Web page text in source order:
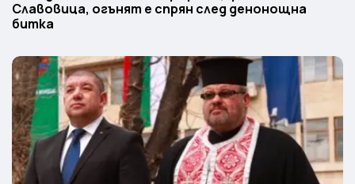
Славовица, огънят е спрян след денонощна
битка